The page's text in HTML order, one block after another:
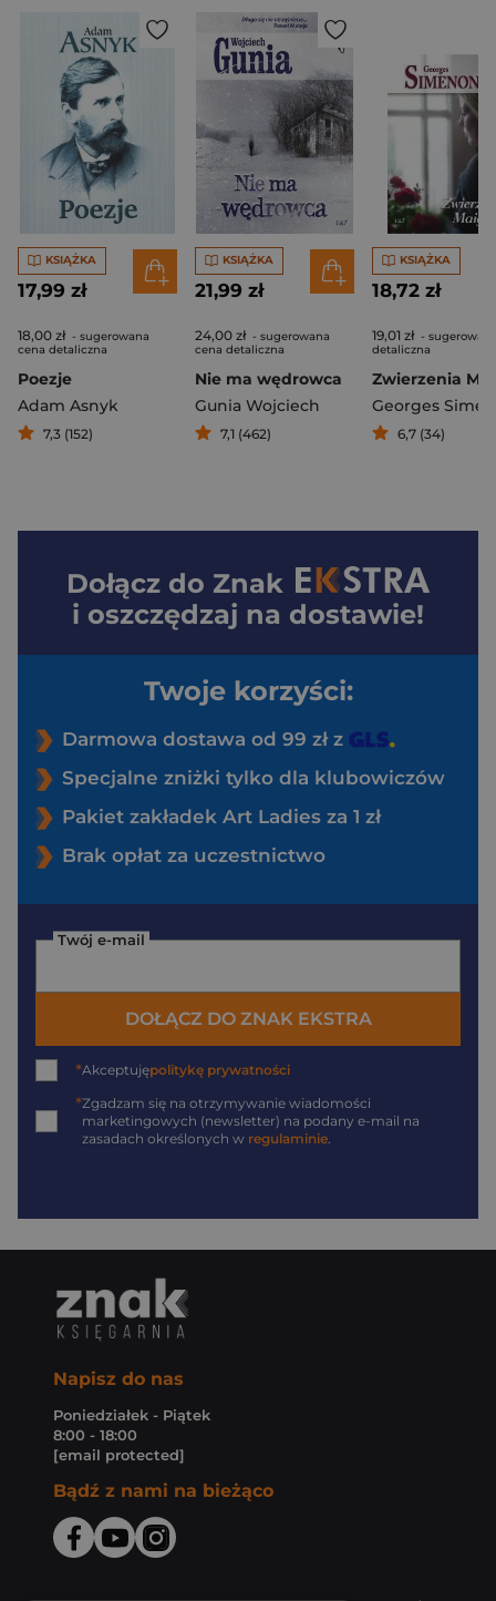
KSIĄŻKA
17,99 zł
18,00 zł - sugerowana
cena detaliczna
Poezje
Adam Asnyk
7,3 (152)
KSIĄŻKA
21,99 zł
24,00 zł - sugerowana
cena detaliczna
Nie ma wędrowca
Gunia Wojciech
7,1 (462)
KSIĄŻKA
18,72 zł
19,01 zł -
detaliczna
Georges
6,7 (34)
Dołącz do Znak
i oszczędzaj na dostawie!
Twoje korzyści:
Darmowa dostawa od 99 zł z
Specjalne zniżki tylko dla klubowiczów
Pakiet zakładek Art Ladies za 1 zł
Brak opłat za uczestnictwo
Twój e-mail
DOŁĄCZ DO ZNAK EKSTRA
*Akceptujępolitykę prywatności
*Zgadzam się na otrzymywanie wiadomości
marketingowych (newsletter) na podany e-mail na
zasadach określonych w regulaminie
Napisz do nas
Poniedziałek - Piątek
8:00 - 18:00
[email protected]
Bądź z nami na bieżąco